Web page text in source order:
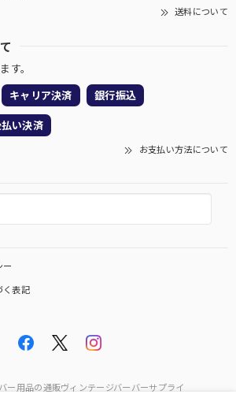
送料について
す。
キャリア決済 銀行振込
い決済
お支払い方法について
ー
く表記
ー用品の通販ヴィンテージバーバーサプライ